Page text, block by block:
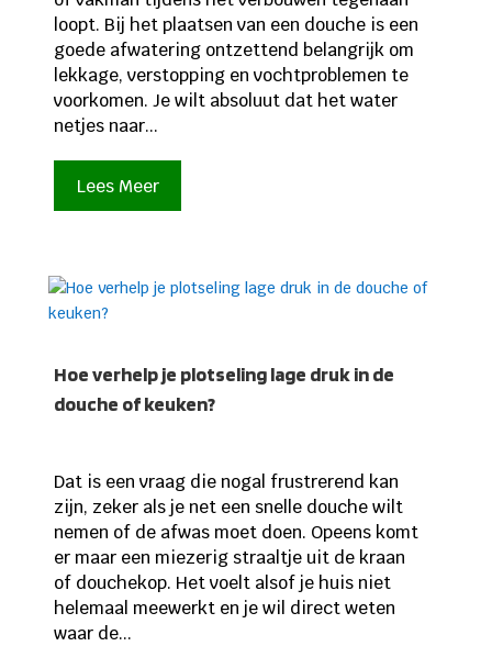
loopt. Bij het plaatsen van een douche is een
goede afwatering ontzettend belangrijk om
lekkage, verstopping en vochtproblemen te
voorkomen. Je wilt absoluut dat het water
netjes naar...
Lees Meer
Hoe verhelp je plotseling lage druk in de
douche of keuken?
Dat is een vraag die nogal frustrerend kan
zijn, zeker als je net een snelle douche wilt
nemen of de afwas moet doen. Opeens komt
er maar een miezerig straaltje uit de kraan
of douchekop. Het voelt alsof je huis niet
helemaal meewerkt en je wil direct weten
waar de...